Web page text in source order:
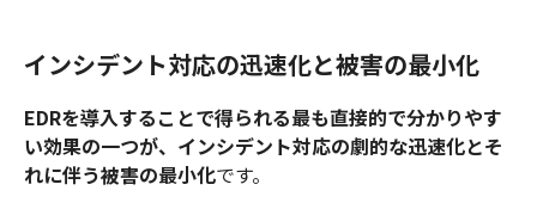
インシデント対応の迅速化と被害の最小化
EDRを導入することで得られる最も直接的で分かりやす
い効果の一つが、インシデント対応の劇的な迅速化とそ
れに伴う被害の最小化です。